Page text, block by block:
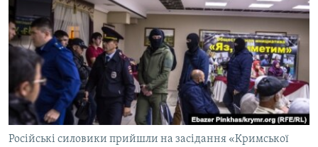
ДЕПОРТАЦІЯ
ВІДЕОУРОКИ «ELIFBE»
СВІДЧЕННЯ ОКУПАЦІЇ
УКРАЇНСЬКА ПРОБЛЕМА КРИМУ
ІНФОГРАФІКА
ЯК ОБІЙТИ БЛОКУВАННЯ
Русский
Qırımtatar
ДОЛУЧАЙСЯ!
Російські силовики прийшли на засідання «Кримської